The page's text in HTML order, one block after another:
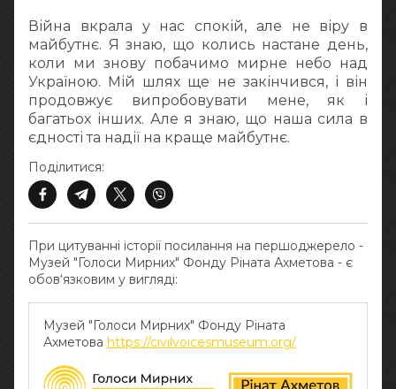
Війна вкрала у нас спокій, але не віру в
майбутнє. Я знаю, що колись настане день,
коли ми знову побачимо мирне небо над
Україною. Мій шлях ще не закінчився, і він
продовжує випробовувати мене, як і
багатьох інших. Але я знаю, що наша сила в
єдності та надії на краще майбутнє.
При цитуванні історії посилання на першоджерело -
Музей "Голоси Мирних" Фонду Ріната Ахметова - є
обов‘язковим у вигляді:
Музей "Голоси Мирних" Фонду Ріната
Ахметова https://civilvoicesmuseum.org/
Поділитися: